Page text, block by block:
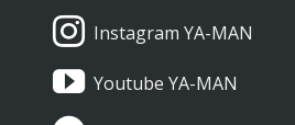
Instagram YA-MAN
Youtube YA-MAN